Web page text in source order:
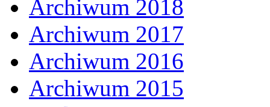
Archiwum 2018
Archiwum 2017
Archiwum 2016
Archiwum 2015